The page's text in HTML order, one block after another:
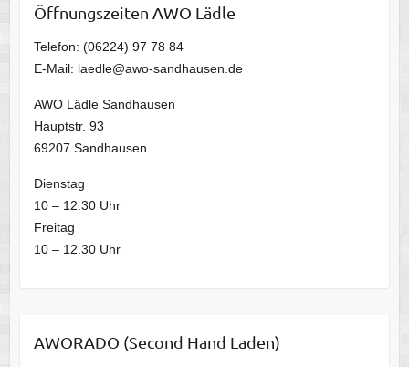
Öffnungszeiten AWO Lädle
Telefon: (06224) 97 78 84
E-Mail: laedle@awo-sandhausen.de
AWO Lädle Sandhausen
Hauptstr. 93
69207 Sandhausen
Dienstag
10 – 12.30 Uhr
Freitag
10 – 12.30 Uhr
AWORADO (Second Hand Laden)